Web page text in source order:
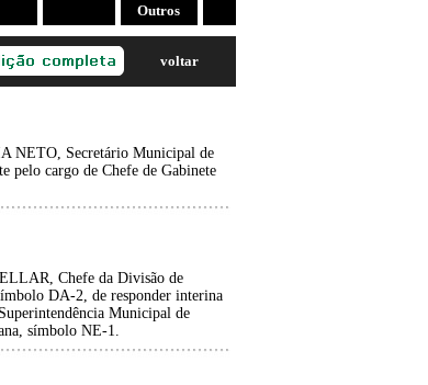
Outros
voltar
NETO, Secretário Municipal de
pelo cargo de Chefe de Gabinete
Chefe da Divisão de
DA-2, de responder interina
Municipal de
símbolo NE-1.